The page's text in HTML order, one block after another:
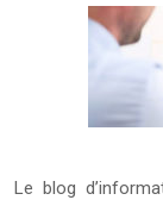
Le blog